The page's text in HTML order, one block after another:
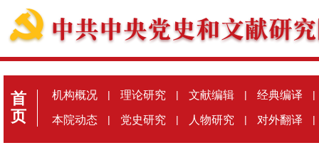
首
页
机构概况 | 理论研究 | 文献编辑 | 经典编译 |
本院动态 | 党史研究 | 人物研究 | 对外翻译 |